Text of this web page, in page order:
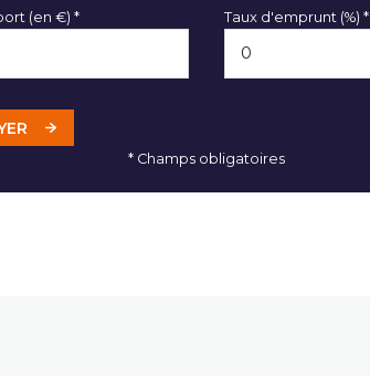
(en €) * Taux d'emprunt (%) *
* Champs obligatoires